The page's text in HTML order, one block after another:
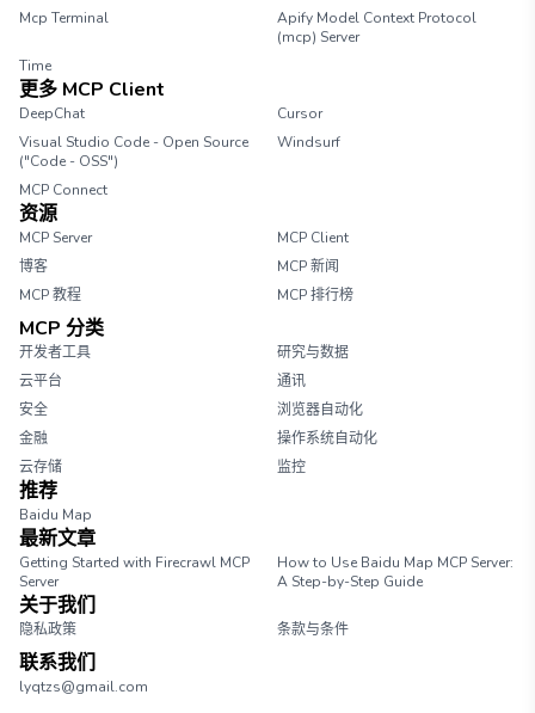
Mcp Terminal
Apify Model Context Protocol
(mcp) Server
Time
更多 MCP Client
DeepChat
Cursor
Visual Studio Code - Open Source
("Code - OSS")
Windsurf
MCP Connect
资源
MCP Server
MCP Client
博客
MCP 新闻
MCP 教程
MCP 排行榜
MCP 分类
开发者工具
研究与数据
云平台
通讯
安全
浏览器自动化
金融
操作系统自动化
云存储
监控
推荐
Baidu Map
最新文章
Getting Started with Firecrawl MCP
Server
How to Use Baidu Map MCP Server:
A Step-by-Step Guide
关于我们
隐私政策 条款与条件
联系我们
lyqtzs@gmail.com